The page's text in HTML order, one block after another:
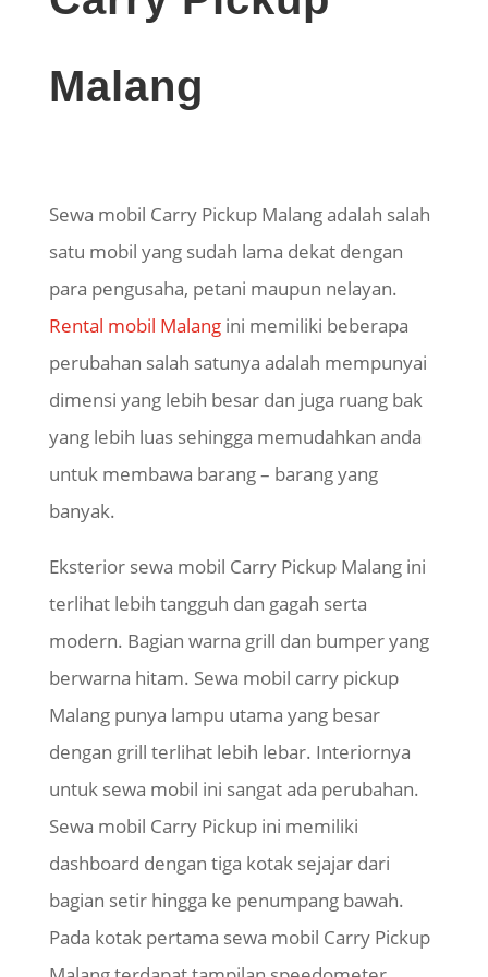
Malang
Sewa mobil Carry Pickup Malang adalah salah
satu mobil yang sudah lama dekat dengan
para pengusaha, petani maupun nelayan.
Rental mobil Malangini memiliki beberapa
perubahan salah satunya adalah mempunyai
dimensi yang lebih besar dan juga ruang bak
yang lebih luas sehingga memudahkan anda
untuk membawa barang – barang yang
banyak.
Eksterior sewa mobil Carry Pickup Malang ini
terlihat lebih tangguh dan gagah serta
modern. Bagian warna grill dan bumper yang
berwarna hitam. Sewa mobil carry pickup
Malang punya lampu utama yang besar
dengan grill terlihat lebih lebar. Interiornya
untuk sewa mobil ini sangat ada perubahan.
Sewa mobil Carry Pickup ini memiliki
dashboard dengan tiga kotak sejajar dari
bagian setir hingga ke penumpang bawah.
Pada kotak pertama sewa mobil Carry Pickup